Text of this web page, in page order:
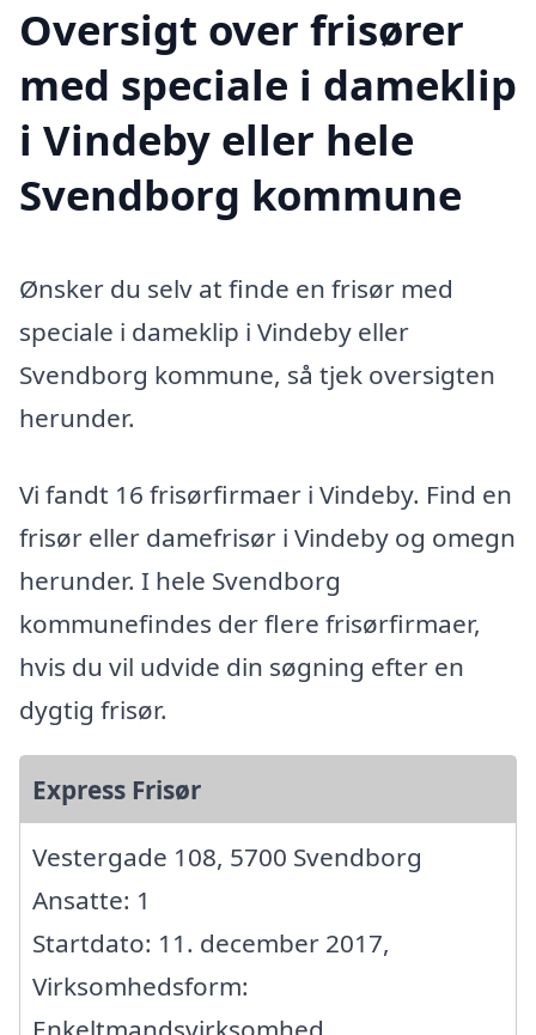
Oversigt over frisører
med speciale i dameklip
i Vindeby eller hele
Svendborg kommune
Ønsker du selv at finde en frisør med
speciale i dameklip i Vindeby eller
Svendborg kommune, så tjek oversigten
herunder.
Vi fandt 16 frisørfirmaer i Vindeby. Find en
frisør eller damefrisør i Vindeby og omegn
herunder. I hele Svendborg
kommunefindes der flere frisørfirmaer,
hvis du vil udvide din søgning efter en
dygtig frisør.
Express Frisør
Vestergade 108, 5700 Svendborg
Ansatte: 1
Startdato: 11. december 2017,
Virksomhedsform: